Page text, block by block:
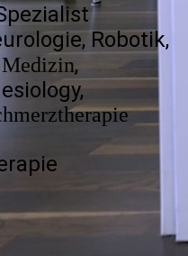
Robotik,
,